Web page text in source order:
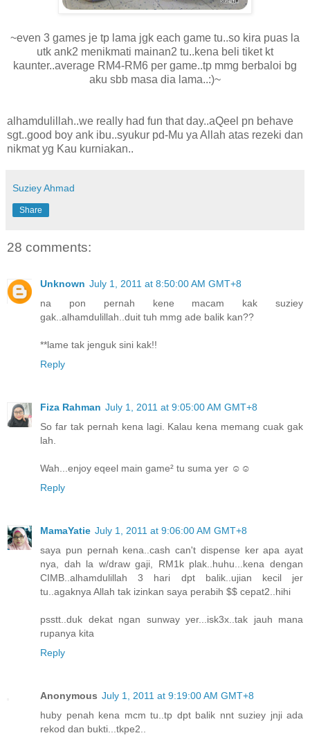
~even 3 games je tp lama jgk each game tu..so kira puas la
utk ank2 menikmati mainan2 tu..kena beli tiket kt
kaunter..average RM4-RM6 per game..tp mmg berbaloi bg
aku sbb masa dia lama..:)~
alhamdulillah..we really had fun that day..aQeel pn behave
sgt..good boy ank ibu..syukur pd-Mu ya Allah atas rezeki dan
nikmat yg Kau kurniakan..
Suziey Ahmad
Share
28 comments:
Unknown July 1, 2011 at 8:50:00 AM GMT+8
na pon pernah kene macam kak suziey
gak..alhamdulillah..duit tuh mmg ade balik kan??
**lame tak jenguk sini kak!!
Reply
Fiza Rahman July 1, 2011 at 9:05:00 AM GMT+8
So far tak pernah kena lagi. Kalau kena memang cuak gak
lah.
Wah...enjoy eqeel main game² tu suma yer ☺☺
Reply
MamaYatie July 1, 2011 at 9:06:00 AM GMT+8
saya pun pernah kena..cash can't dispense ker apa ayat
nya, dah la w/draw gaji, RM1k plak..huhu...kena dengan
CIMB..alhamdulillah 3 hari dpt balik..ujian kecil jer
tu..agaknya Allah tak izinkan saya perabih $$ cepat2..hihi
psstt..duk dekat ngan sunway yer...isk3x..tak jauh mana
rupanya kita
Reply
Anonymous July 1, 2011 at 9:19:00 AM GMT+8
huby penah kena mcm tu..tp dpt balik nnt suziey jnji ada
rekod dan bukti...tkpe2..